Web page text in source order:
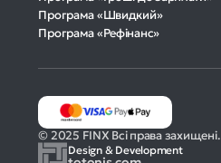
Програма «Швидкий»
Програма «Рефінанс»
Design & Development
© 2025 FINX Всі права захищені.